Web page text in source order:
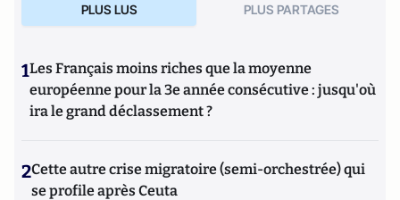
PLUS LUS PLUS PARTAGES
1Les Français moins riches que la moyenne
européenne pour la 3e année consécutive : jusqu'où
ira le grand déclassement ?
2Cette autre crise migratoire (semi-orchestrée) qui
se profile après Ceuta